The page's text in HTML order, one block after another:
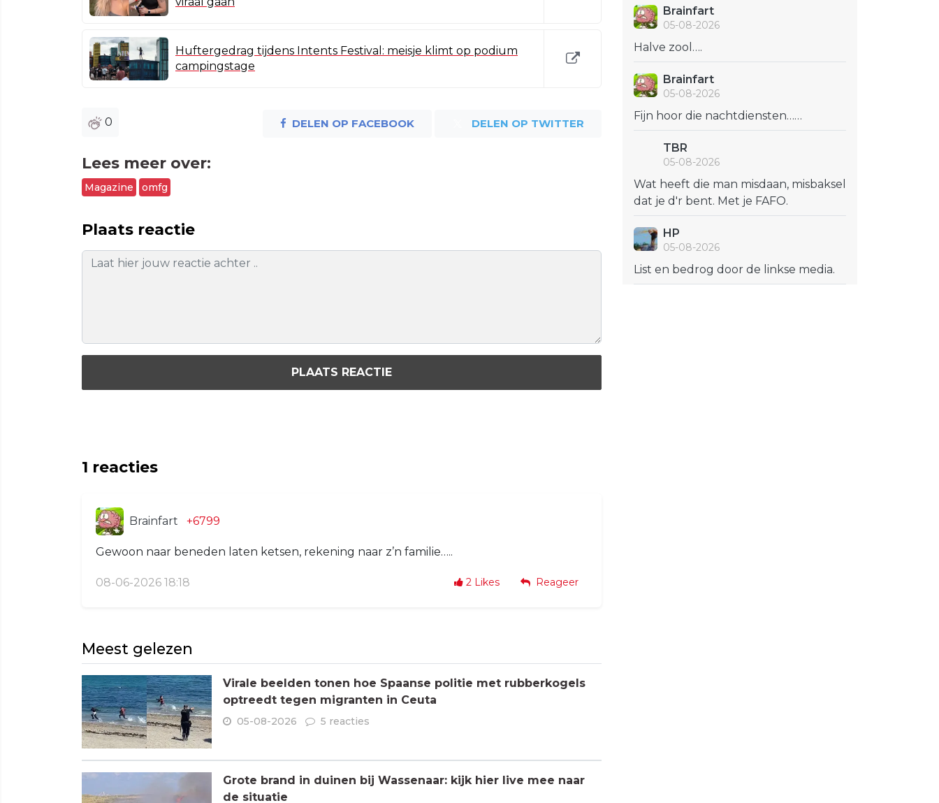
Huftergedrag tijdens Intents Festival: meisje klimt op podium
campingstage
0 DELEN OP FACEBOOK DELEN OP TWITTER
Lees meer over:
Magazine omfg
Plaats reactie
PLAATS REACTIE
1 reacties
Brainfart +6799
Gewoon naar beneden laten ketsen, rekening naar z’n familie…..
08-06-2026 18:18 2 Likes Reageer
Meest gelezen
Virale beelden tonen hoe Spaanse politie met rubberkogels
optreedt tegen migranten in Ceuta
05-08-2026 5 reacties
Grote brand in duinen bij Wassenaar: kijk hier live mee naar
de situatie
Brainfart
05-08-2026
Halve zool….
Brainfart
05-08-2026
Fijn hoor die nachtdiensten……
TBR
05-08-2026
Wat heeft die man misdaan, misbaksel
dat je d'r bent. Met je FAFO.
HP
05-08-2026
List en bedrog door de linkse media.